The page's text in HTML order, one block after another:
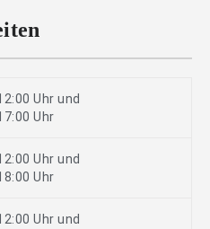
Uhr und
Uhr
Uhr und
Uhr
Uhr und